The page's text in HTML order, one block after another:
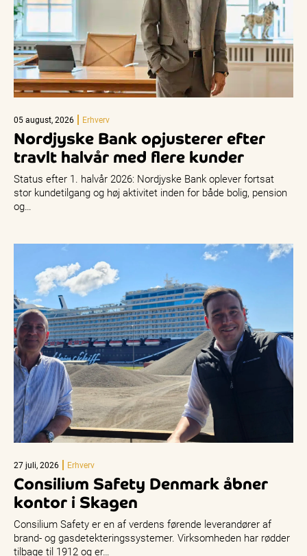
05 august, 2026 Erhverv
Nordjyske Bank opjusterer efter
travlt halvår med flere kunder
Status efter 1. halvår 2026: Nordjyske Bank oplever fortsat
stor kundetilgang og høj aktivitet inden for både bolig, pension
og…
27 juli, 2026 Erhverv
Consilium Safety Denmark åbner
kontor i Skagen
Consilium Safety er en af verdens førende leverandører af
brand- og gasdetekteringssystemer. Virksomheden har rødder
tilbage til 1912 og er…